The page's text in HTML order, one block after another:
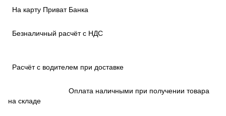
На карту Приват Банка
Безналичный расчёт с НДС
Расчёт с водителем при доставке
Оплата наличными при получении товара
на складе